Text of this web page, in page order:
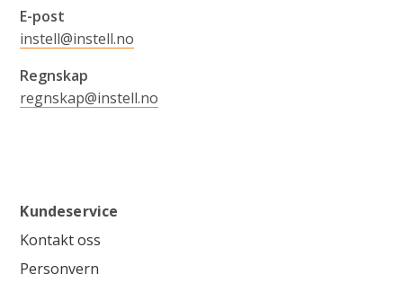
E-post
instell@instell.no
Regnskap
regnskap@instell.no
Kundeservice
Kontakt oss
Personvern